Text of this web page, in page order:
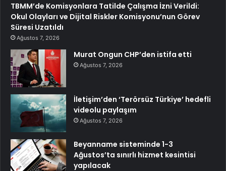
TBMM’de Komisyonlara Tatilde Çalışma İzni Verildi:
Okul Olayları ve Dijital Riskler Komisyonu’nun Görev
Süresi Uzatıldı
Ağustos 7, 2026
Murat Ongun CHP’den istifa etti
Ağustos 7, 2026
İletişim’den ‘Terörsüz Türkiye’ hedefli
videolu paylaşım
Ağustos 7, 2026
Beyanname sisteminde 1-3
Ağustos’ta sınırlı hizmet kesintisi
yapılacak